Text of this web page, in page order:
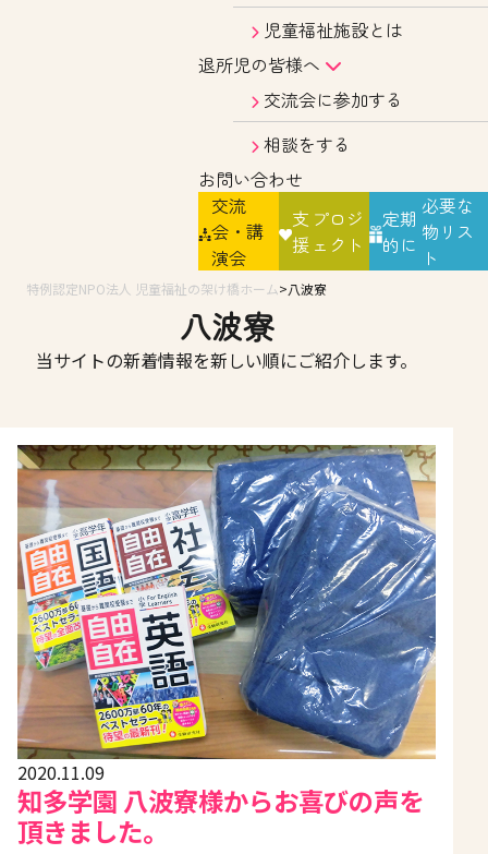
児童福祉施設とは
退所児の皆様へ
交流会に参加する
相談をする
お問い合わせ
交流
会・講
演会
支
援
プロジ
ェクト
定期
的に
必要な
物リス
ト
特例認定NPO法人 児童福祉の架け橋ホーム 八波寮
八波寮
当サイトの新着情報を新しい順にご紹介します。
2020.11.09
知多学園 八波寮様からお喜びの声を
頂きました。